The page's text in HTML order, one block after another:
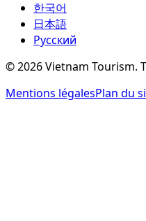
한국어
日本語
Русский
©2026Vietnam Tourism.
Mentions légalesPlan du